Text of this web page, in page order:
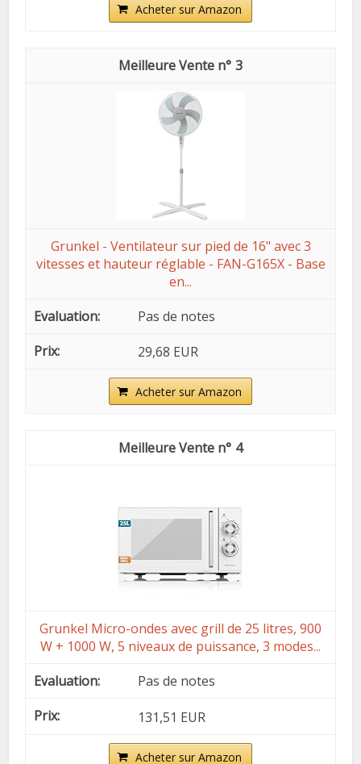
Acheter sur Amazon
3
Grunkel - Ventilateur sur pied de 16" avec 3
vitesses et hauteur réglable - FAN-G165X - Base
en...
Pas de notes
29,68 EUR
Acheter sur Amazon
4
Grunkel Micro-ondes avec grill de 25 litres, 900
W + 1000 W, 5 niveaux de puissance, 3 modes...
Pas de notes
131,51 EUR
Acheter sur Amazon